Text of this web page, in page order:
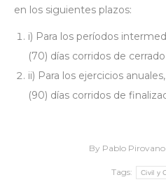
en los siguientes plazos:
i) Para los períodos
(70) días corridos de
ii) Para los ejercicios
(90) días corridos de
By Pablo Pirovano
Tags: Civil y